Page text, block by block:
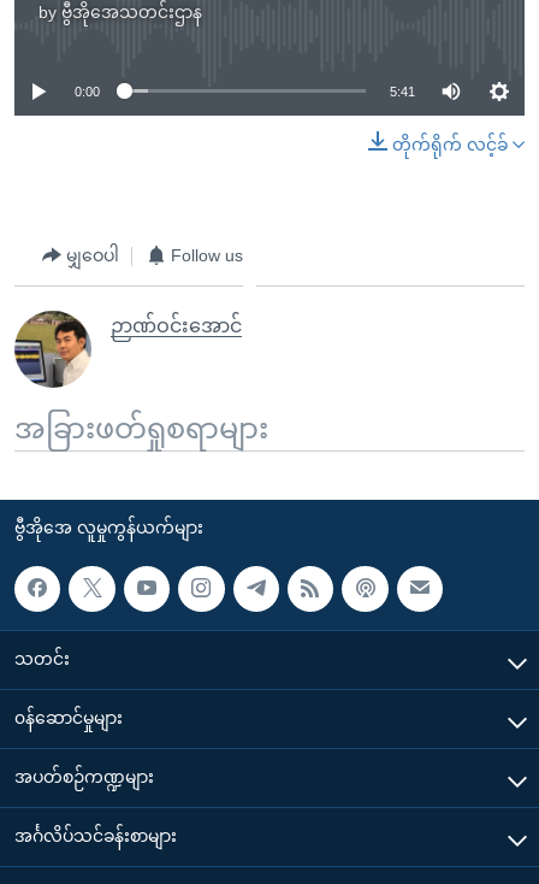
by ဗွီအိုအေသတင်းဌာန
No media source currently available
0:00 5:41
တိုက်ရိုက် လင့်ခ်
မျှဝေပါ Follow us
ဉာဏ်ဝင်းအောင်
အခြားဖတ်ရှုစရာများ
ဗွီအိုအေ လူမှုကွန်ယက်များ
သတင်း
၀န်ဆောင်မှုများ
အပတ်စဉ်ကဏ္ဍများ
အင်္ဂလိပ်သင်ခန်းစာများ